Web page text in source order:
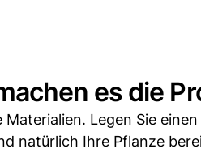
es die
Legen Sie
natürlich Ihre Pflanze